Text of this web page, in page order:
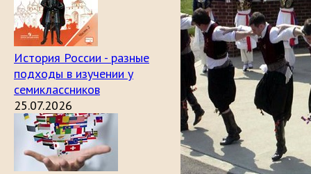
История России - разные
подходы в изучении у
семиклассников
25.07.2026